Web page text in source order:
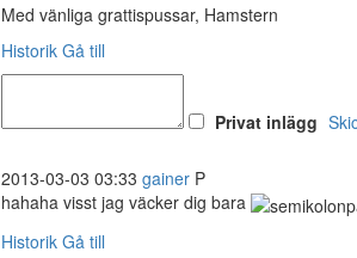
Med vänliga grattispussar, Hamstern
Historik Gå till
Privat inlägg
2013-03-03 03:33 gainer P
hahaha visst jag väcker dig bara
Historik Gå till